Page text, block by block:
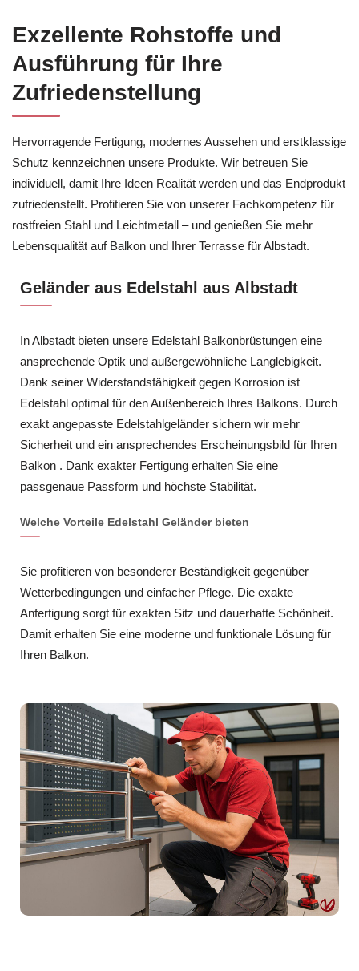
Exzellente Rohstoffe und
Ausführung für Ihre
Zufriedenstellung
Hervorragende Fertigung, modernes Aussehen und erstklassige
Schutz kennzeichnen unsere Produkte. Wir betreuen Sie
individuell, damit Ihre Ideen Realität werden und das Endprodukt
zufriedenstellt. Profitieren Sie von unserer Fachkompetenz für
rostfreien Stahl und Leichtmetall – und genießen Sie mehr
Lebensqualität auf Balkon und Ihrer Terrasse für Albstadt.
Geländer aus Edelstahl aus Albstadt
In Albstadt bieten unsere Edelstahl Balkonbrüstungen eine
ansprechende Optik und außergewöhnliche Langlebigkeit.
Dank seiner Widerstandsfähigkeit gegen Korrosion ist
Edelstahl optimal für den Außenbereich Ihres Balkons. Durch
exakt angepasste Edelstahlgeländer sichern wir mehr
Sicherheit und ein ansprechendes Erscheinungsbild für Ihren
Balkon . Dank exakter Fertigung erhalten Sie eine
passgenaue Passform und höchste Stabilität.
Welche Vorteile Edelstahl Geländer bieten
Sie profitieren von besonderer Beständigkeit gegenüber
Wetterbedingungen und einfacher Pflege. Die exakte
Anfertigung sorgt für exakten Sitz und dauerhafte Schönheit.
Damit erhalten Sie eine moderne und funktionale Lösung für
Ihren Balkon.